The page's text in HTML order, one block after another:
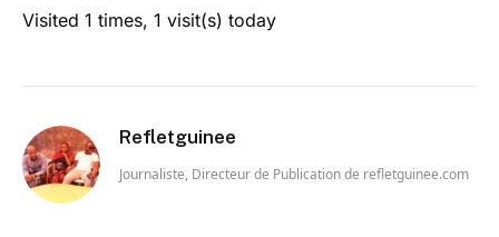
Visited 1 times, 1 visit(s) today
Refletguinee
Journaliste, Directeur de Publication de refletguinee.com